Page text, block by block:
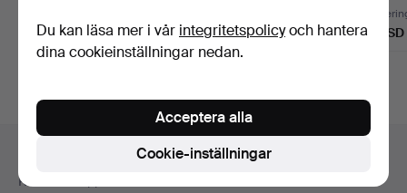
41 USD 54 USD 41 USD
Sidfotsnavigation
Kontakta support
Du kan läsa mer i vår integritetspolicyoch hantera
dina cookieinställningar nedan.
Cookie-inställningar
Acceptera alla